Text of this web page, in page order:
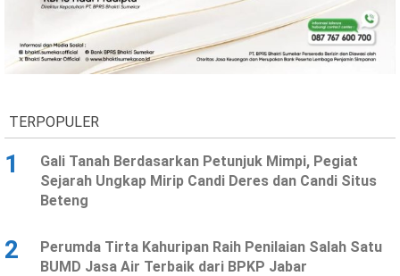
TERPOPULER
1
Gali Tanah Berdasarkan Petunjuk Mimpi, Pegiat
Sejarah Ungkap Mirip Candi Deres dan Candi Situs
Beteng
2
Perumda Tirta Kahuripan Raih Penilaian Salah Satu
BUMD Jasa Air Terbaik dari BPKP Jabar